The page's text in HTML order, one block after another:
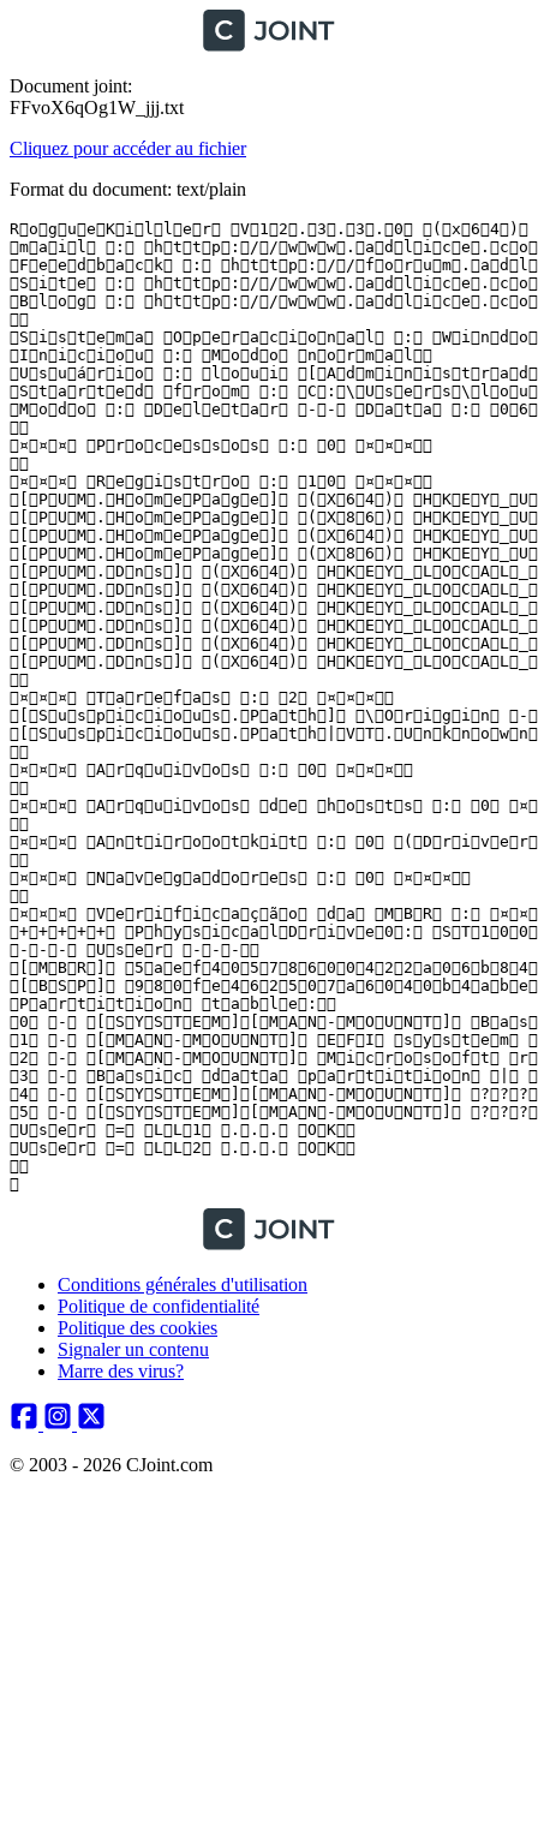
Document joint:
FFvoX6qOg1W_jjj.txt
Cliquez pour accéder au fichier
Format du document: text/plain
R o g u e K i l l e r   V 1 2 . 3 . 3 . 0 
 m a i l   :   h t t p : / /
 F e e d b a c k   :   h t t p : / /
 S i t e   :   h t t p : / /
 B l o g   :   h t t p : / /
  
 S i s t e m a   O p e r a c i o n a l   : 
 I n i c i o u   :   M o d o   n o r m a l  
 U s u á r i o   :   l o u i 
 S t a r t e d   f r o m   : 
 M o d o   :   D e l e t a r   - -   D a t a   :   0 6 /
  
 ¤ ¤ ¤   P r o c e s s o s   :   0   ¤ ¤ ¤  
  
 ¤ ¤ ¤   R e g i s t r o   :   1 0   ¤ ¤ ¤  
 [ P U M . H o m e P a g e ]   ( X 6 4 ) 
 [ P U M . H o m e P a g e ]   ( X 8 6 ) 
 [ P U M . H o m e P a g e ]   ( X 6 4 ) 
 [ P U M . H o m e P a g e ]   ( X 8 6 ) 
 [ P U M . D n s ]   ( X 6 4 ) 
 [ P U M . D n s ]   ( X 6 4 ) 
 [ P U M . D n s ]   ( X 6 4 ) 
 [ P U M . D n s ]   ( X 6 4 ) 
 [ P U M . D n s ]   ( X 6 4 ) 
 [ P U M . D n s ]   ( X 6 4 ) 
  
 ¤ ¤ ¤   T a r e f a s   :   2   ¤ ¤ ¤  
 [ S u s p i c i o u s . P a t h ]   \ O r i g i n   -
  
 ¤ ¤ ¤   A r q u i v o s   :   0   ¤ ¤ ¤  
  
 ¤ ¤ ¤   A r q u i v o s   d e   h o s t s   :   0 
  
 ¤ ¤ ¤   A n t i r o o t k i t   :   0 
  
 ¤ ¤ ¤   N a v e g a d o r e s   :   0   ¤ ¤ ¤  
  
 ¤ ¤ ¤   V e r i f i c a ç ã o   d a   M B R   : 
 + + + + +   P h y s i c a l D r i v e 0 : 
 - - -   U s e r   - - -  
 [ M B R ] 
 [ B S P ] 
 P a r t i t i o n   t a b l e :  
 0   -   [ S Y S T E M ] [ M A N - M O U N T ] 
 1   -   [ M A N - M O U N T ]   E F I 
 2   -   [ M A N - M O U N T ]   M i c r o s o f t 
 3   -   B a s i c   d a t a   p a r t i t i o n   | 
 4   -   [ S Y S T E M ] [ M A N - M O U N T ] 
 5   -   [ S Y S T E M ] [ M A N - M O U N T ] 
 U s e r   =   L L 1   . . .   O K  
 U s e r   =   L L 2   . . .   O K  
  
 
Conditions générales d'utilisation
Politique de confidentialité
Politique des cookies
Signaler un contenu
Marre des virus?
© 2003 - 2026 CJoint.com